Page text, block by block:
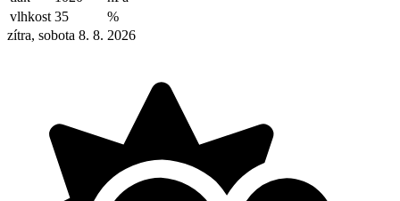
vlhkost 35
%
zítra, sobota 8. 8. 2026